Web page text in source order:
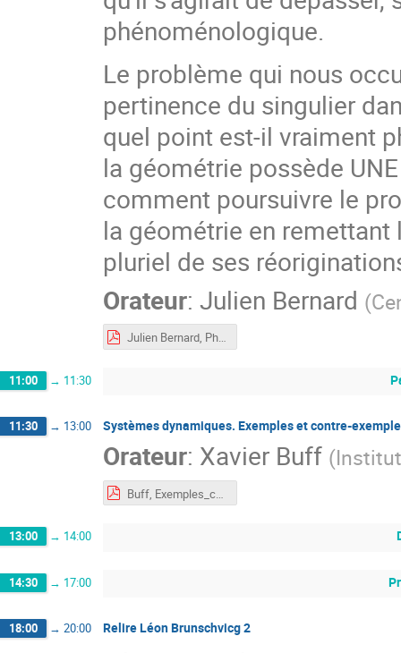
phénoménologique.
Le problème qui nous
pertinence du singulier
quel point est-il vraiment
la géométrie possède
comment poursuivre le
la géométrie en remettant
pluriel de ses
Orateur: Julien Bernard (
Julien Bernard, Phénoménologie et philosophie des mathématiques.pdf
11:00 → 11:30
11:30 → 13:00 Systèmes dynamiques. Exemples et contre-
Orateur: Xavier Buff (
13:00 → 14:00
14:30 → 17:00
18:00 → 20:00 Relire Léon Brunschvicg 2